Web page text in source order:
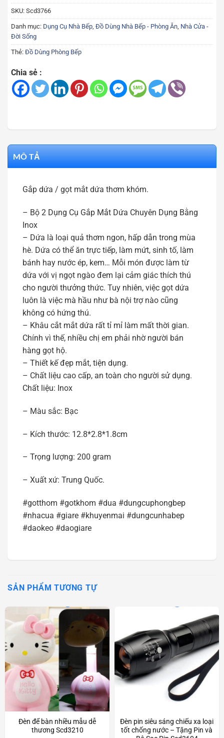
SKU: Scd3766
Danh mục: Dụng Cụ Nhà Bếp, Đồ Dùng Nhà Bếp - Phòng Ăn, Nhà Cửa -
Đời Sống
Thẻ: Đồ Dùng Phòng Bếp
Chia sẻ :
MÔ TẢ
Gắp dứa / gọt mắt dứa thơm khóm.
– Bộ 2 Dụng Cụ Gắp Mắt Dứa Chuyên Dụng Bằng
Inox
– Dứa là loại quả thơm ngon, hấp dẫn trong mùa
hè. Dứa có thể ăn trực tiếp, làm mứt, sinh tố, làm
bánh hay nước ép, kem… Mỗi món được làm từ
dứa với vị ngọt ngào đem lại cảm giác thích thú
cho người thưởng thức. Tuy nhiên, việc gọt dứa
luôn là việc mà hầu như bà nội trợ nào cũng
không có hứng thú.
– Khâu cắt mắt dứa rất tỉ mỉ làm mất thời gian.
Chính vì thế, nhiều chị em phải nhờ người bán
hàng gọt hộ.
– Thiết kế đẹp mắt, tiện dụng.
– Chất liệu cao cấp, an toàn cho người sử dụng.
Chất liệu: Inox
– Màu sắc: Bạc
– Kích thước: 12.8*2.8*1.8cm
– Trọng lượng: 200 gram
– Xuất xứ: Trung Quốc.
#gotthom #gotkhom #dua #dungcuphongbep
#nhacua #giare #khuyenmai #dungcunhabep
#daokeo #daogiare
SẢN PHẨM TƯƠNG TỰ
Đèn để bàn nhiều mẫu dễ
thương Scd3210
Đèn pin siêu sáng chiếu xa loại
tốt chống nước – Tặng Pin và